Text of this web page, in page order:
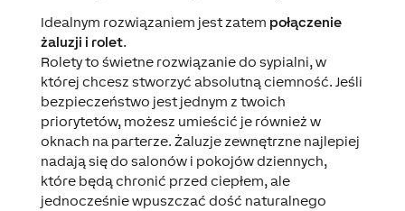
Idealnym rozwiązaniem jest zatem połączenie
żaluzji i rolet.
Rolety to świetne rozwiązanie do sypialni, w
której chcesz stworzyć absolutną ciemność. Jeśli
bezpieczeństwo jest jednym z twoich
priorytetów, możesz umieścić je również w
oknach na parterze. Żaluzje zewnętrzne najlepiej
nadają się do salonów i pokojów dziennych,
które będą chronić przed ciepłem, ale
jednocześnie wpuszczać dość naturalnego